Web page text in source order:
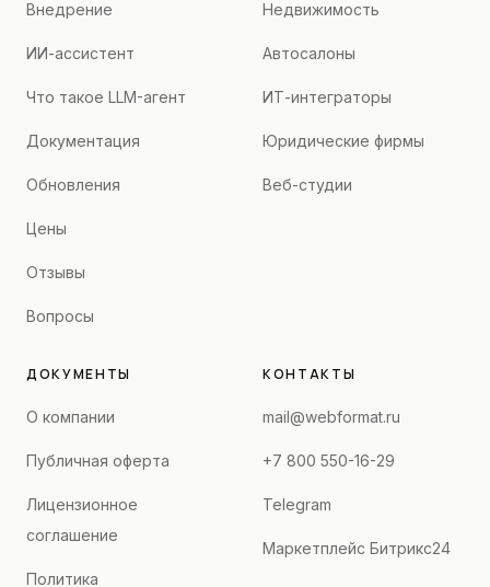
Внедрение
ИИ-ассистент
Что такое LLM-агент
Документация
Обновления
Цены
Отзывы
Вопросы
Недвижимость
Автосалоны
ИТ-интеграторы
Юридические фирмы
Веб-студии
ДОКУМЕНТЫ
О компании
Публичная оферта
Лицензионное
соглашение
Политика
КОНТАКТЫ
mail@webformat.ru
+7 800 550-16-29
Telegram
Маркетплейс Битрикс24